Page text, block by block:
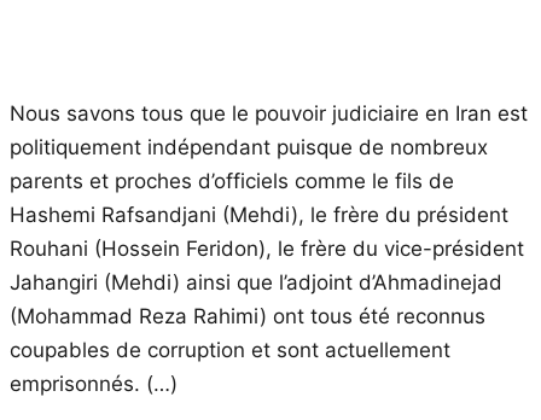
Nous savons tous que le pouvoir judiciaire en Iran est
politiquement indépendant puisque de nombreux
parents et proches d’officiels comme le fils de
Hashemi Rafsandjani (Mehdi), le frère du président
Rouhani (Hossein Feridon), le frère du vice-président
Jahangiri (Mehdi) ainsi que l’adjoint d’Ahmadinejad
(Mohammad Reza Rahimi) ont tous été reconnus
coupables de corruption et sont actuellement
emprisonnés. (…)